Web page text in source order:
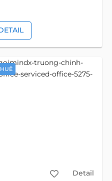
Detail